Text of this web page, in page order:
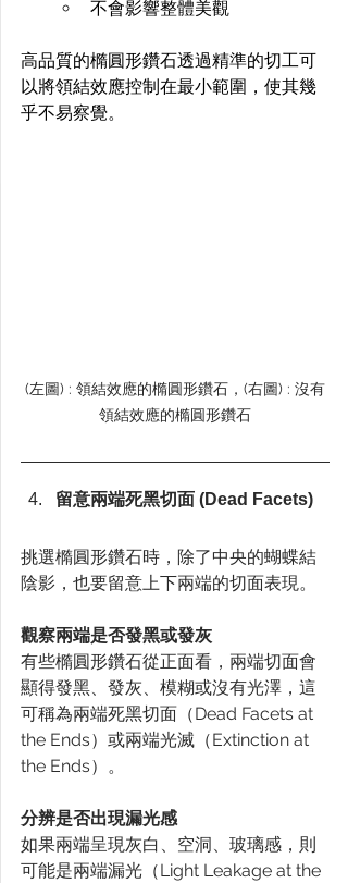
不會影響整體美觀
高品質的橢圓形鑽石透過精準的切工可
以將領結效應控制在最小範圍，使其幾
乎不易察覺。
(左圖) : 領結效應的橢圓形鑽石，(右圖) : 沒有
領結效應的橢圓形鑽石
留意兩端死黑切面 (Dead Facets)
挑選橢圓形鑽石時，除了中央的蝴蝶結
陰影，也要留意上下兩端的切面表現。
觀察兩端是否發黑或發灰
有些橢圓形鑽石從正面看，兩端切面會
顯得發黑、發灰、模糊或沒有光澤，這
可稱為兩端死黑切面（Dead Facets at
the Ends）或兩端光滅（Extinction at
the Ends）。
分辨是否出現漏光感
如果兩端呈現灰白、空洞、玻璃感，則
可能是兩端漏光（Light Leakage at the